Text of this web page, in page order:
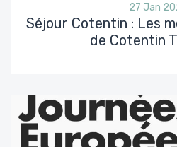
27 Jan
Séjour Cotentin : Les
de Cotentin